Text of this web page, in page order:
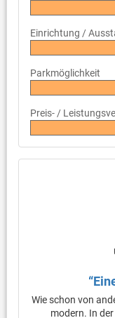
Einrichtung /
Parkmöglichkeit
Preis- /
Wie schon von
modern. In